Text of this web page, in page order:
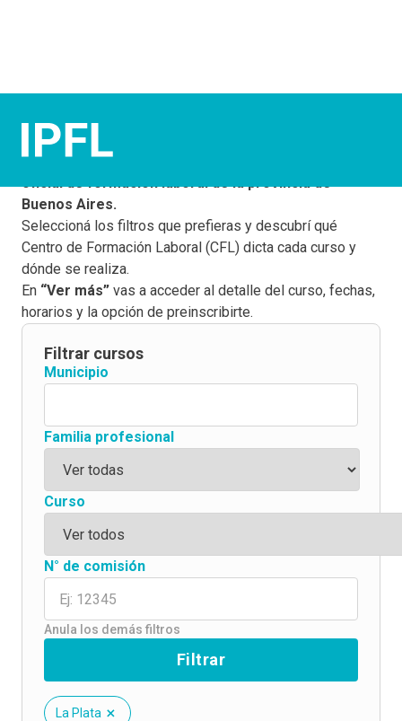
¡Elegí tus cursos!
Este buscador te permite conocer la
oficial de formación laboral de la provincia de
Buenos Aires.
Seleccioná los filtros que prefieras y descubrí qué
Centro de Formación Laboral (CFL) dicta cada curso y
dónde se realiza.
En “Ver más” vas a acceder al detalle del curso, fechas,
horarios y la opción de preinscribirte.
Filtrar cursos
Municipio
Familia profesional
Curso
N° de comisión
Anula los demás filtros
Filtrar
La Plata